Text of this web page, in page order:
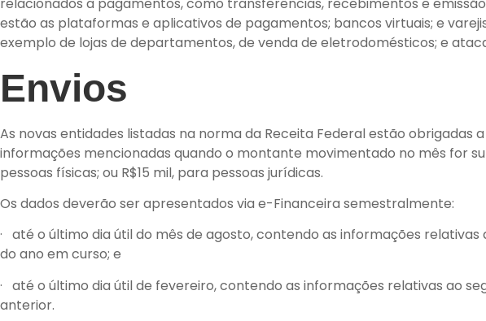
relacionados a pagamentos, como transferências, recebimentos e
estão as plataformas e aplicativos de pagamentos; bancos virtuais; e
exemplo de lojas de departamentos, de venda de eletrodomésticos; e
Envios
As novas entidades listadas na norma da Receita Federal estão obrigadas
informações mencionadas quando o montante movimentado no mês for
pessoas físicas; ou R$15 mil, para pessoas jurídicas.
Os dados deverão ser apresentados via e-Financeira semestralmente:
· até o último dia útil do mês de agosto, contendo as informações
do ano em curso; e
· até o último dia útil de fevereiro, contendo as informações relativas ao
anterior.